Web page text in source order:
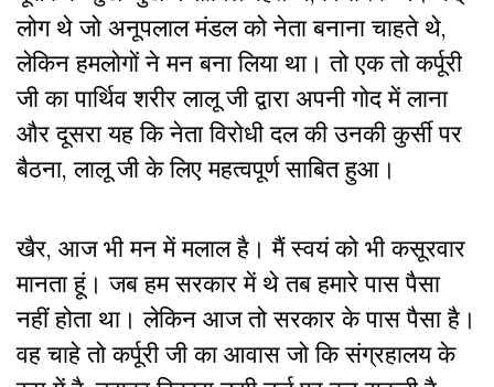
लोग थे जो अनूपलाल मंडल को नेता बनाना चाहते थे,
लेकिन हमलोगों ने मन बना लिया था। तो एक तो कर्पूरी
जी का पार्थिव शरीर लालू जी द्वारा अपनी गोद में लाना
और दूसरा यह कि नेता विरोधी दल की उनकी कुर्सी पर
बैठना, लालू जी के लिए महत्वपूर्ण साबित हुआ।
खैर, आज भी मन में मलाल है। मैं स्वयं को भी कसूरवार
मानता हूं। जब हम सरकार में थे तब हमारे पास पैसा
नहीं होता था। लेकिन आज तो सरकार के पास पैसा है।
वह चाहे तो कर्पूरी जी का आवास जो कि संग्रहालय के